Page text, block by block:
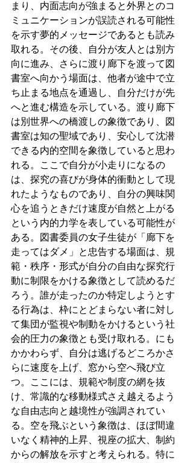
まり、内面志向が強まると外界とのコ
ミュニケーションが誤読される可能性
を示す夢的メッセージであるとも読み
取れる。その後、自分が友人とは別方
向に進み、さらに渡り廊下を渡って図
書室へ向かう場面は、他者が途中で立
ち止まる地点を通過し、自分だけが先
へと進む構造を示している。渡り廊下
は別世界への橋渡しの象徴であり、図
書室は知の聖域であり、安心して沈潜
できる内的空間を象徴していると思わ
れる。ここで自分が小走りになるの
は、探究の喜びが身体的衝動として現
れたようなものであり、自分の興味関
心を追うときだけ速度が自然と上がる
という内的力学を表している可能性が
ある。図書委員の女子生徒が「廊下を
走ってはダメ」と忠告する場面は、規
範・秩序・形式が自分の自由な探究行
動に制限をかける象徴として読めるだ
ろう。誰が走ったのか特定しようとす
る行為は、枠にとどまらない者に対し
て集団が監視や制動をかけるという社
会的圧力の象徴とも受け取れる。にも
かかわらず、自分は逃げるどころかさ
らに速度を上げ、窓から空へ飛び立
つ。ここには、規範や制度の網を抜
け、常識的な移動様式さえ越えるよう
な自由志向と越境性が強調されてい
る。空を飛ぶという象徴は、ほぼ間違
いなく精神的上昇、視座の拡大、制約
からの解放を示すと考えられる。特に